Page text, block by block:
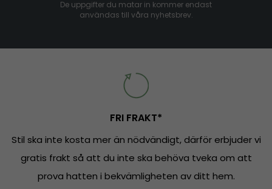
De uppgifter du matar in kommer endast
användas till våra nyhetsbrev.
FRI FRAKT*
Stil ska inte kosta mer än nödvändigt, därför erbjuder vi
gratis frakt så att du inte ska behöva tveka om att
prova hatten i bekvämligheten av ditt hem.